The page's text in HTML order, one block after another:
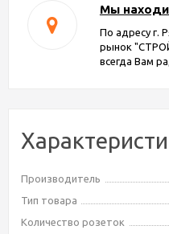
Мы
По адресу г.
рынок
всегда Вам
Производитель
Тип товара
Количество розеток